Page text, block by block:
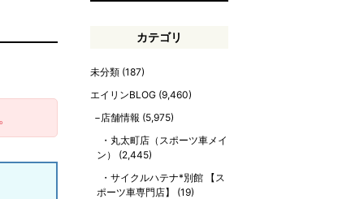
カテゴリ
未分類 (187)
エイリンBLOG (9,460)
店舗情報 (5,975)
丸太町店（スポーツ車メイ
ン）
(2,445)
サイクルハテナ*別館 【ス
ポーツ車専門店】
(19)